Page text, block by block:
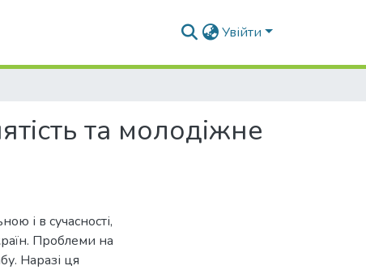
Увійти
та молодіжне
і в сучасності,
Проблеми на
Наразі ця